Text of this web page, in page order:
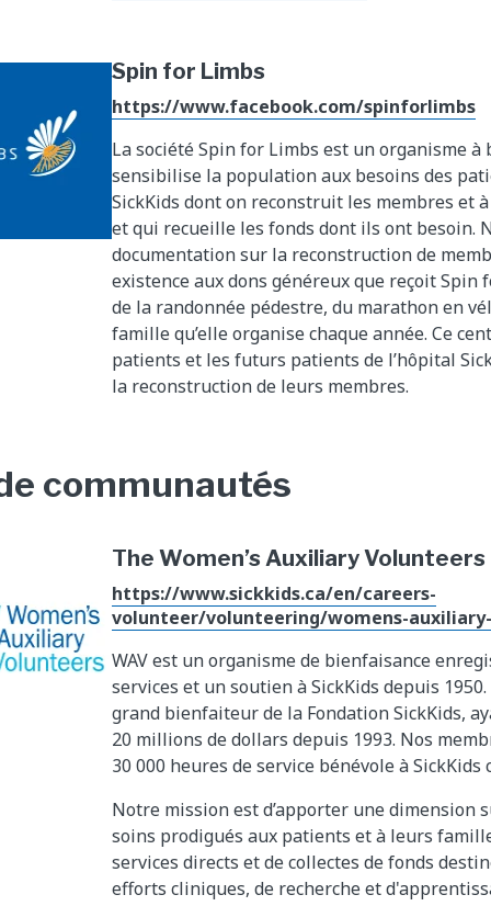
Spin for Limbs
https://www.facebook.com/spinforlimbs
La société Spin for Limbs est un organisme
sensibilise la population aux besoins des
SickKids dont on reconstruit les membres et
et qui recueille les fonds dont ils ont besoin.
documentation sur la reconstruction de
existence aux dons généreux que reçoit Spin
de la randonnée pédestre, du marathon en
famille qu’elle organise chaque année. Ce
patients et les futurs patients de l’hôpital
la reconstruction de leurs membres.
communautés
The Women’s Auxiliary Volunteers
https://www.sickkids.ca/en/careers-
volunteer/volunteering/womens-
WAV est un organisme de bienfaisance
services et un soutien à SickKids depuis
grand bienfaiteur de la Fondation SickKids,
20 millions de dollars depuis 1993. Nos
30 000 heures de service bénévole à SickKids
Notre mission est d’apporter une dimension
soins prodigués aux patients et à leurs
services directs et de collectes de fonds
efforts cliniques, de recherche et